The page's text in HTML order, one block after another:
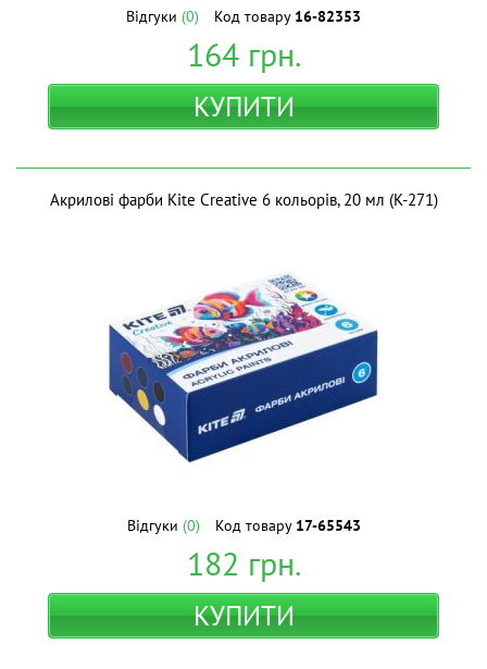
Відгуки (0) Код товару 16-82353
164грн.
КУПИТИ
Акрилові фарби Kite Creative 6 кольорів, 20 мл (K-271)
Відгуки (0) Код товару 17-65543
182 грн.
КУПИТИ